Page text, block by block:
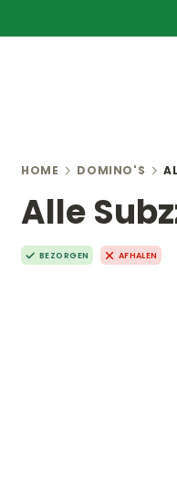
HOME DOMINO'S
Alle
BEZORGEN AFHALEN